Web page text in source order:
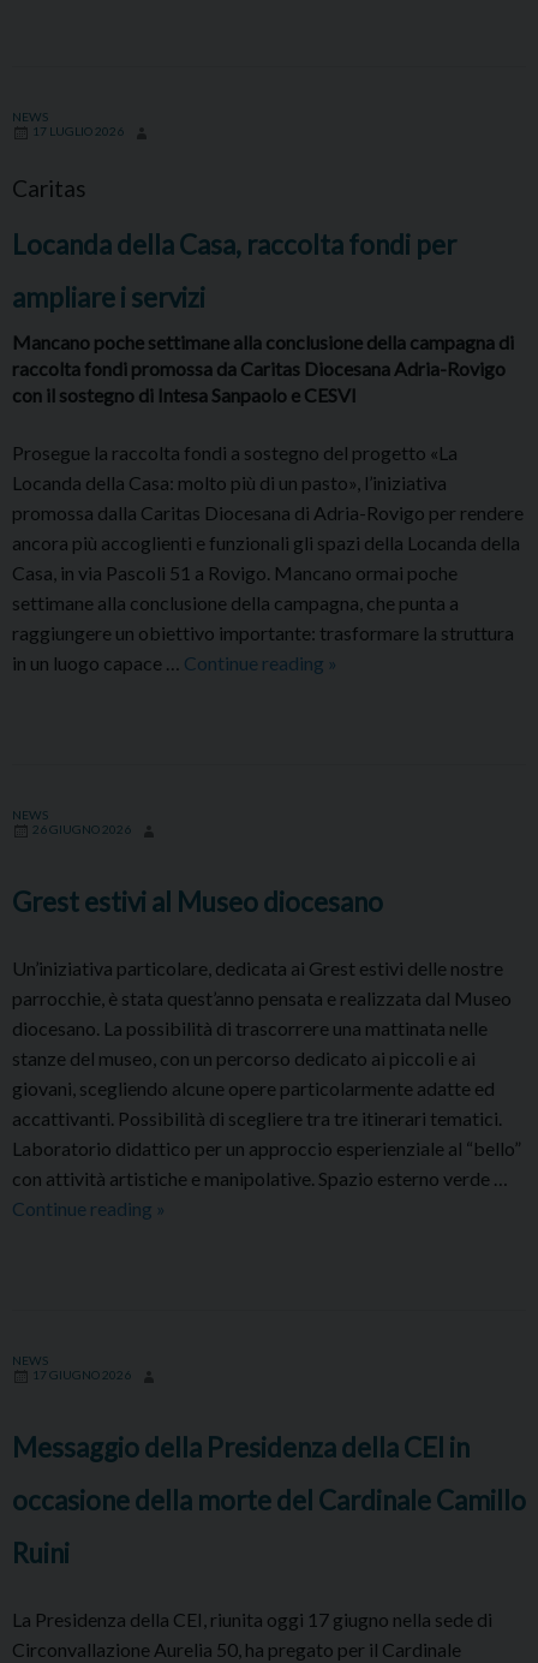
NEWS
17 LUGLIO 2026
Caritas
Locanda della Casa, raccolta fondi per
ampliare i servizi
Mancano poche settimane alla conclusione della campagna di
raccolta fondi promossa da Caritas Diocesana Adria-Rovigo
con il sostegno di Intesa Sanpaolo e CESVI
Prosegue la raccolta fondi a sostegno del progetto «La
Locanda della Casa: molto più di un pasto», l’iniziativa
promossa dalla Caritas Diocesana di Adria-Rovigo per rendere
ancora più accoglienti e funzionali gli spazi della Locanda della
Casa, in via Pascoli 51 a Rovigo. Mancano ormai poche
settimane alla conclusione della campagna, che punta a
raggiungere un obiettivo importante: trasformare la struttura
in un luogo capace … Continue reading Locanda
servizi
»
NEWS
26 GIUGNO 2026
Grest estivi al Museo diocesano
Un’iniziativa particolare, dedicata ai Grest estivi delle nostre
parrocchie, è stata quest’anno pensata e realizzata dal Museo
diocesano. La possibilità di trascorrere una mattinata nelle
stanze del museo, con un percorso dedicato ai piccoli e ai
giovani, scegliendo alcune opere particolarmente adatte ed
accattivanti. Possibilità di scegliere tra tre itinerari tematici.
Laboratorio didattico per un approccio esperienziale al “bello”
con attività artistiche e manipolative. Spazio esterno verde …
Continue reading Grest
»
NEWS
17 GIUGNO 2026
Messaggio della Presidenza della CEI in
occasione della morte del Cardinale Camillo
Ruini
La Presidenza della CEI, riunita oggi 17 giugno nella sede di
Circonvallazione Aurelia 50, ha pregato per il Cardinale